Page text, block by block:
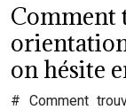
Comment
on hésite
# Comment